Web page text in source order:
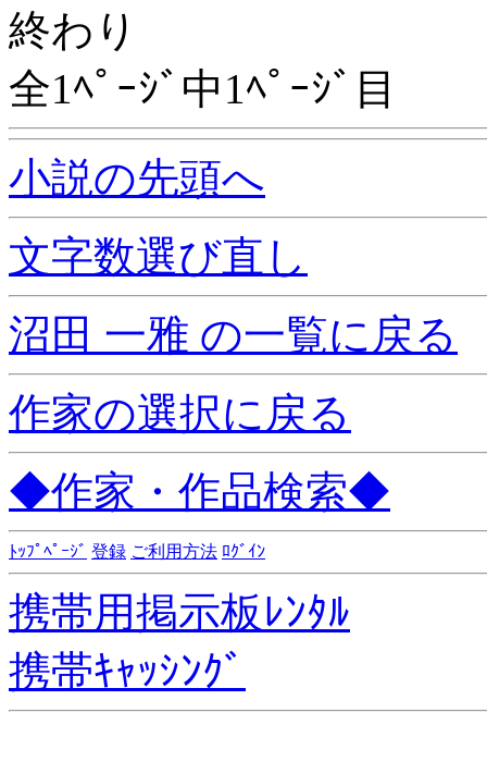
終わり
全1ﾍﾟｰｼﾞ中1ﾍﾟｰｼﾞ目
小説の先頭へ
文字数選び直し
沼田 一雅 の一覧に戻る
作家の選択に戻る
◆作家・作品検索◆
ﾄｯﾌﾟﾍﾟｰｼﾞ 登録 ご利用方法 ﾛｸﾞｲﾝ
携帯用掲示板ﾚﾝﾀﾙ
携帯ｷｬｯｼﾝｸﾞ